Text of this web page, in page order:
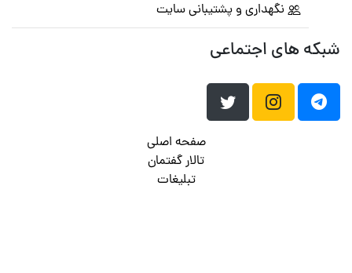
نگهداری و پشتیبانی سایت
شبکه های اجتماعی
صفحه اصلی
تالار گفتمان
تبلیغات